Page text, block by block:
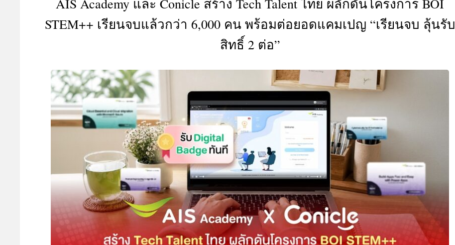
&
EVENT
AIS Academy และ Conicle สร้าง Tech Talent ไทย ผลักดันโครงการ BOI
STEM++ เรียนจบแล้วกว่า 6,000 คน พร้อมต่อยอดแคมเปญ “เรียนจบ ลุ้นรับ
สิทธิ์ 2 ต่อ”